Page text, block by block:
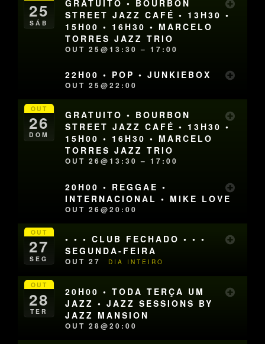
25
SÁB
GRATUITO • BOURBON
STREET JAZZ CAFÉ • 13H30 •
15H00 • 16H30 • MARCELO
TORRES JAZZ TRIO
OUT 25@13:30 – 17:00
22H00 • POP • JUNKIEBOX
OUT 25@22:00
OUT
26
DOM
GRATUITO • BOURBON
STREET JAZZ CAFÉ • 13H30 •
15H00 • 16H30 • MARCELO
TORRES JAZZ TRIO
OUT 26@13:30 – 17:00
20H00 • REGGAE •
INTERNACIONAL • MIKE LOVE
OUT 26@20:00
OUT
27
SEG
• • • CLUB FECHADO • • •
SEGUNDA-FEIRA
OUT 27 DIA INTEIRO
OUT
28
TER
20H00 • TODA TERÇA UM
JAZZ • JAZZ SESSIONS BY
JAZZ MANSION
OUT 28@20:00